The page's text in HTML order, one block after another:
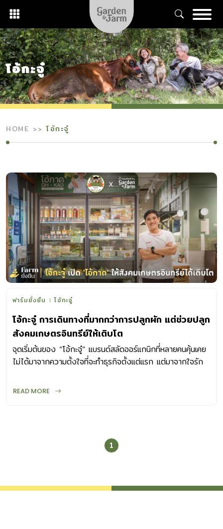
content
โอ้กะจู๋
HOME โอ้กะจู๋
ฟาร์มยั่งยืน โอ้กะจู๋
โอ้กะจู๋ การเดินทางที่มากกว่าการปลูกผัก แต่ช่วยปลูก
สังคมเกษตรอินทรีย์ให้เติบโต
จุดเริ่มต้นของ “โอ้กะจู๋” แบรนด์สลัดออร์แกนิกที่หลายคนคุ้นเคย
ไม่ได้มาจากความตั้งใจที่จะทำธุรกิจตั้งแต่แรก แต่มาจากใจรัก
ยุทธ ภูวพูนผล หนึ่งในผู้ก่อตั้งโอ้กะจู๋ ได้พาเราย้อนกลับไปถึง
รากฐานความยั่งยืนของโอ้กะจู๋ “หลักการอันดับแรกเลยก็คือ
อย่างน้อยต้องมีใจรักแล้วก็ต้องมีอุดมการณ์พอสมควร” คุณโจ้
สิ่งที่หลายคนมองว่าเป็นข้อจำกัดคือ ต้นทุนที่สูงกว่าการทำ
READ MORE
1